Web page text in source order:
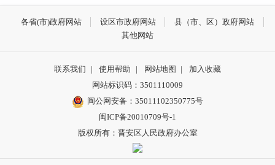
各省(市)政府网站 设区市政府网站
县（市、区）政府网站
其他网站
联系我们 | 使用帮助 | 网站地图 |
加入收藏
网站标识码：3501110009
闽公网安备：35011102350775号
闽ICP备20010709号-1
版权所有：晋安区人民政府办公室